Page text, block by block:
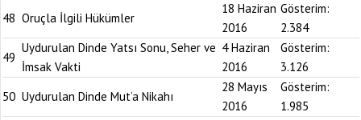
48 Oruçla İlgili Hükümler
18 Haziran
2016
Gösterim:
2.384
49
Uydurulan Dinde Yatsı Sonu, Seher ve
İmsak Vakti
4 Haziran
2016
Gösterim:
3.126
50 Uydurulan Dinde Mut’a Nikahı
28 Mayıs
2016
Gösterim:
1.985